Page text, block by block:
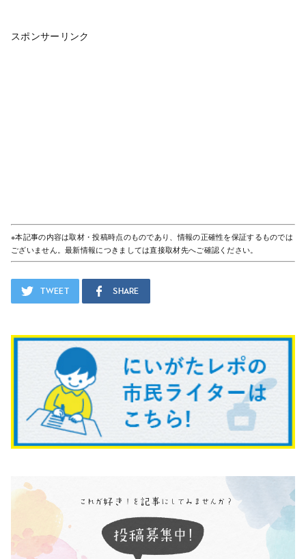
スポンサーリンク
※本記事の内容は取材・投稿時点のものであり、情報の正確性を保証するものでは
ございません。最新情報につきましては直接取材先へご確認ください。
Tweet Share